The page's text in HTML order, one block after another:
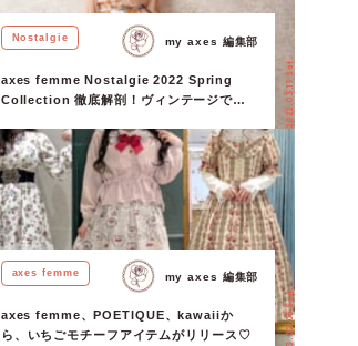
Nostalgie
axes femme Nostalgie 2022 Spring
Collection 徹底解剖！ヴィンテージでラ
2022.03.19 Sat.
my axes 編集部
axes femme
axes femme、POETIQUE、kawaiiか
ら、いちごモチーフアイテムがリリース♡
2023.02.05 Sun.
my axes 編集部